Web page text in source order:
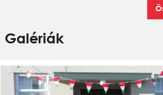
Galériák